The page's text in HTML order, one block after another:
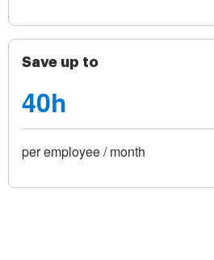
Save up to
40h
per employee / month